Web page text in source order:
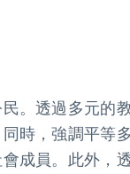
。透過多元的
時，強調平等
成員。此外，透